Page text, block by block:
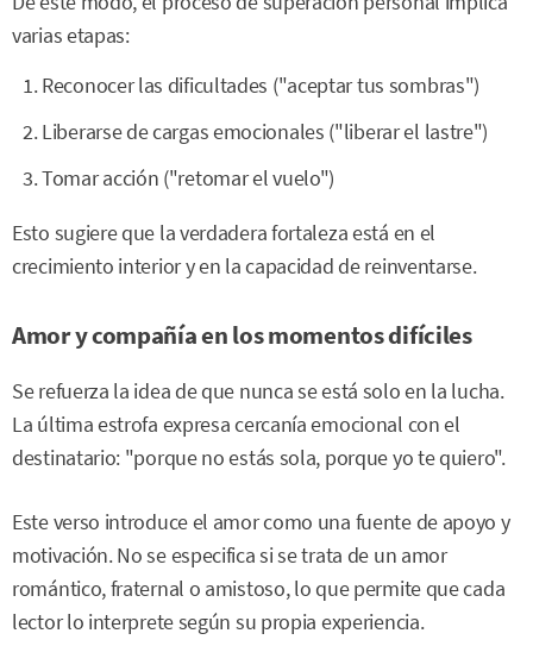
varias etapas:
Reconocer las dificultades ("aceptar tus sombras")
Liberarse de cargas emocionales ("liberar el lastre")
Tomar acción ("retomar el vuelo")
Esto sugiere que la verdadera fortaleza está en el
crecimiento interior y en la capacidad de reinventarse.
Amor y compañía en los momentos difíciles
Se refuerza la idea de que nunca se está solo en la lucha.
La última estrofa expresa cercanía emocional con el
destinatario: "porque no estás sola, porque yo te quiero".
Este verso introduce el amor como una fuente de apoyo y
motivación. No se especifica si se trata de un amor
romántico, fraternal o amistoso, lo que permite que cada
lector lo interprete según su propia experiencia.